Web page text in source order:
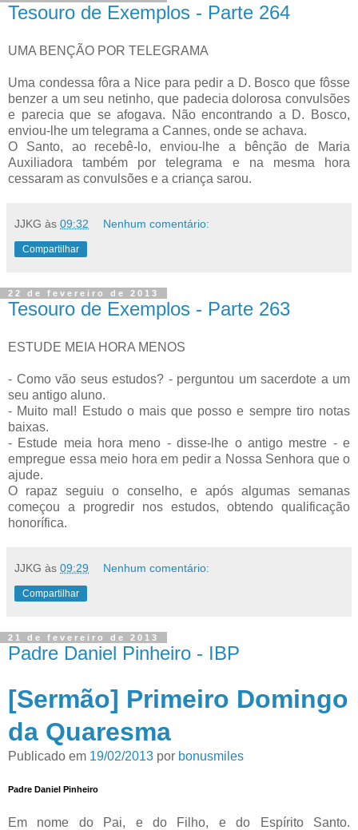
Tesouro de Exemplos - Parte 264
UMA BENÇÃO POR TELEGRAMA
Uma condessa fôra a Nice para pedir a D. Bosco que fôsse
benzer a um seu netinho, que padecia dolorosa convulsões
e parecia que se afogava. Não encontrando a D. Bosco,
enviou-lhe um telegrama a Cannes, onde se achava.
O Santo, ao recebê-lo, enviou-lhe a bênção de Maria
Auxiliadora também por telegrama e na mesma hora
cessaram as convulsões e a criança sarou.
JJKG às 09:32 Nenhum comentário:
Compartilhar
22 de fevereiro de 2013
Tesouro de Exemplos - Parte 263
ESTUDE MEIA HORA MENOS
- Como vão seus estudos? - perguntou um sacerdote a um
seu antigo aluno.
- Muito mal! Estudo o mais que posso e sempre tiro notas
baixas.
- Estude meia hora meno - disse-lhe o antigo mestre - e
empregue essa meio hora em pedir a Nossa Senhora que o
ajude.
O rapaz seguiu o conselho, e após algumas semanas
começou a progredir nos estudos, obtendo qualificação
honorífica.
JJKG às 09:29 Nenhum comentário:
Compartilhar
21 de fevereiro de 2013
Padre Daniel Pinheiro - IBP
[Sermão] Primeiro Domingo
da Quaresma
Publicado em 19/02/2013 por bonusmiles
Padre Daniel Pinheiro
Em nome do Pai, e do Filho, e do Espírito Santo.